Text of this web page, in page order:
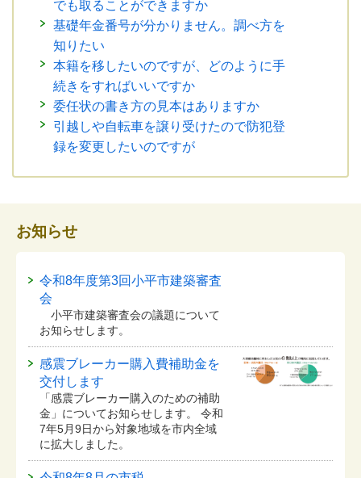
でも取ることができますか
基礎年金番号が分かりません。調べ方を
知りたい
本籍を移したいのですが、どのように手
続きをすればいいですか
委任状の書き方の見本はありますか
引越しや自転車を譲り受けたので防犯登
録を変更したいのですが
お知らせ
令和8年度第3回小平市建築審査
会
小平市建築審査会の議題について
お知らせします。
感震ブレーカー購入費補助金を
交付します
「感震ブレーカー購入のための補助
金」についてお知らせします。 令和
7年5月9日から対象地域を市内全域
に拡大しました。